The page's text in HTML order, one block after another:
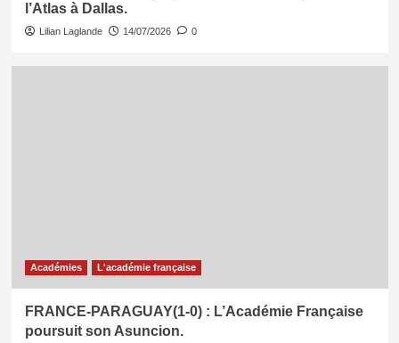
l’Atlas à Dallas.
Lilian Laglande 14/07/2026 0
Académies L'académie française
FRANCE-PARAGUAY(1-0) : L’Académie Française
poursuit son Asuncion.